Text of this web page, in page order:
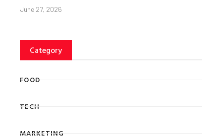
June 27, 2026
Category
FOOD
TECH
MARKETING